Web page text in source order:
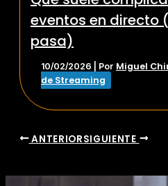
eventos en directo
pasa)
10/02/2026 | Por Miguel
de Streaming
ANTERIORSIGUIENTE